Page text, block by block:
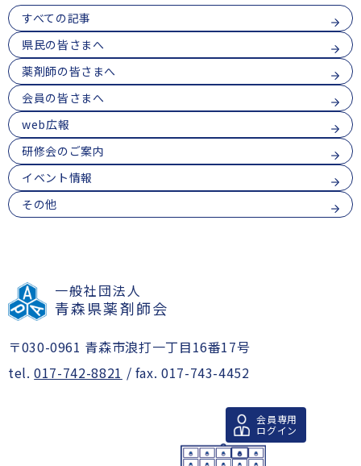
すべての記事
県民の皆さまへ
薬剤師の皆さまへ
会員の皆さまへ
web広報
研修会のご案内
イベント情報
その他
一般社団法人
青森県薬剤師会
〒030-0961 青森市浪打一丁目16番17号
tel.017-742-8821 / fax. 017-743-4452
会員専用
ログイン